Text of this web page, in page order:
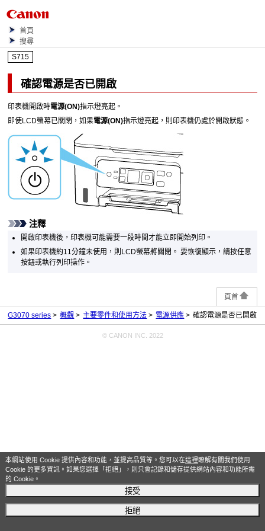
本網站使用 Cookie 提供內容和功能，並提高品質等。您可以在這裡瞭解有關我們使用
Cookie 的更多資訊。如果您選擇「拒絕」，則只會記錄和儲存提供網站內容和功能所需
的 Cookie。
接受
拒絕
首頁
搜尋
S715
確認電源是否已開啟
印表機開啟時電源(ON)指示燈亮起。
即使LCD螢幕已關閉，如果電源(ON)指示燈亮起，則印表機仍處於開啟狀態。
注釋
開啟印表機後，印表機可能需要一段時間才能立即開始列印。
如果印表機約11分鐘未使用，則 LCD螢幕將關閉。 要恢復顯示，請按任意
按鈕或執行列印操作。
頁首
G3070 series 概觀 主要零件和使用方法 電源供應 確認電源是否已開啟
© CANON INC. 2022